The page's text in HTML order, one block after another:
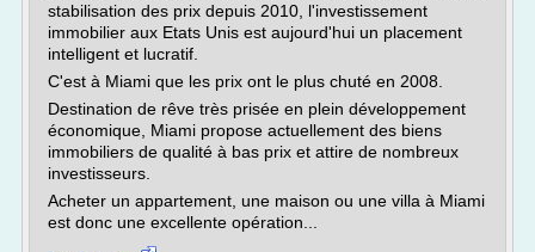
stabilisation des prix depuis 2010, l'investissement
immobilier aux Etats Unis est aujourd'hui un placement
intelligent et lucratif.
C'est à Miami que les prix ont le plus chuté en 2008.
Destination de rêve très prisée en plein développement
économique, Miami propose actuellement des biens
immobiliers de qualité à bas prix et attire de nombreux
investisseurs.
Acheter un appartement, une maison ou une villa à Miami
est donc une excellente opération...